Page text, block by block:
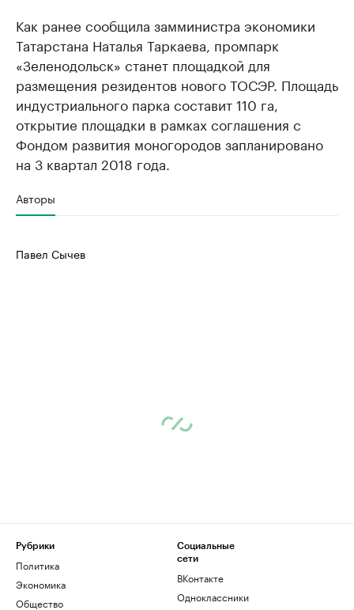
Как ранее сообщила замминистра экономики
Татарстана Наталья Таркаева, промпарк
«Зеленодольск» станет площадкой для
размещения резидентов нового ТОСЭР. Площадь
индустриального парка составит 110 га,
открытие площадки в рамках соглашения с
Фондом развития моногородов запланировано
на 3 квартал 2018 года.
Авторы
Павел Сычев
Рубрики
Политика
Экономика
Общество
Социальные
сети
ВКонтакте
Одноклассники